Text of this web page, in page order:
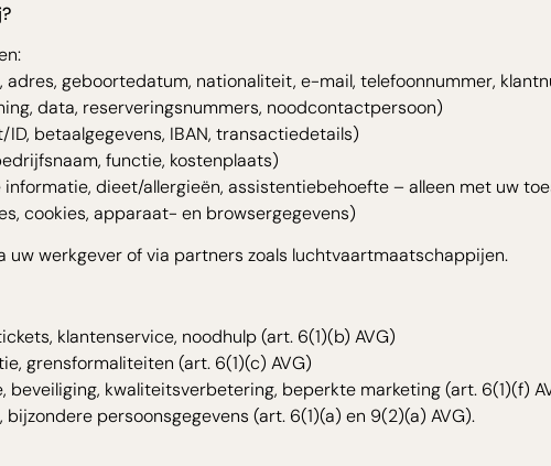
geboortedatum, nationaliteit, e-mail, telefoonnummer,
data, reserveringsnummers, noodcontactpersoon)
betaalgegevens, IBAN, transactiedetails)
functie, kostenplaats)
dieet/allergieën, assistentiebehoefte – alleen met uw
cookies, apparaat- en browsergegevens)
uw werkgever of via partners zoals luchtvaartmaatschappijen.
klantenservice, noodhulp (art. 6(1)(b) AVG)
grensformaliteiten (art. 6(1)(c) AVG)
kwaliteitsverbetering, beperkte marketing (art. 6(1)(f)
persoonsgegevens (art. 6(1)(a) en 9(2)(a) AVG).